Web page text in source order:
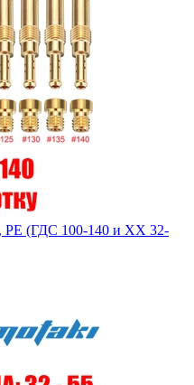
PE (ГДС 100-140 и ХХ 32-